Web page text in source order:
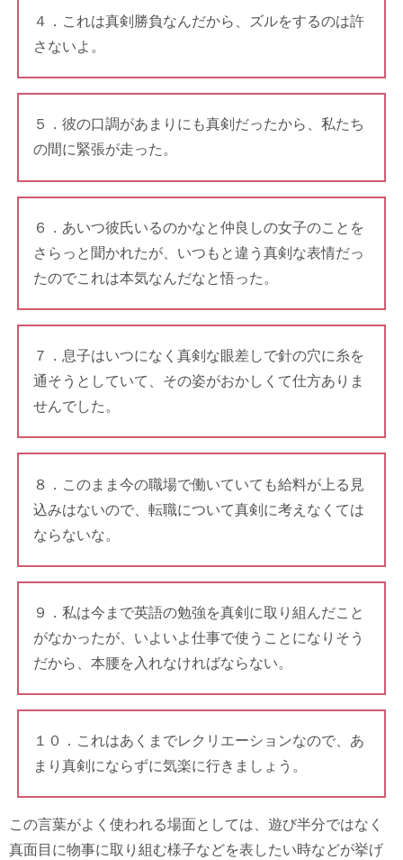
４．これは真剣勝負なんだから、ズルをするのは許
さないよ。
５．彼の口調があまりにも真剣だったから、私たち
の間に緊張が走った。
６．あいつ彼氏いるのかなと仲良しの女子のことを
さらっと聞かれたが、いつもと違う真剣な表情だっ
たのでこれは本気なんだなと悟った。
７．息子はいつになく真剣な眼差しで針の穴に糸を
通そうとしていて、その姿がおかしくて仕方ありま
せんでした。
８．このまま今の職場で働いていても給料が上る見
込みはないので、転職について真剣に考えなくては
ならないな。
９．私は今まで英語の勉強を真剣に取り組んだこと
がなかったが、いよいよ仕事で使うことになりそう
だから、本腰を入れなければならない。
１０．これはあくまでレクリエーションなので、あ
まり真剣にならずに気楽に行きましょう。
この言葉がよく使われる場面としては、遊び半分ではなく
真面目に物事に取り組む様子などを表したい時などが挙げ